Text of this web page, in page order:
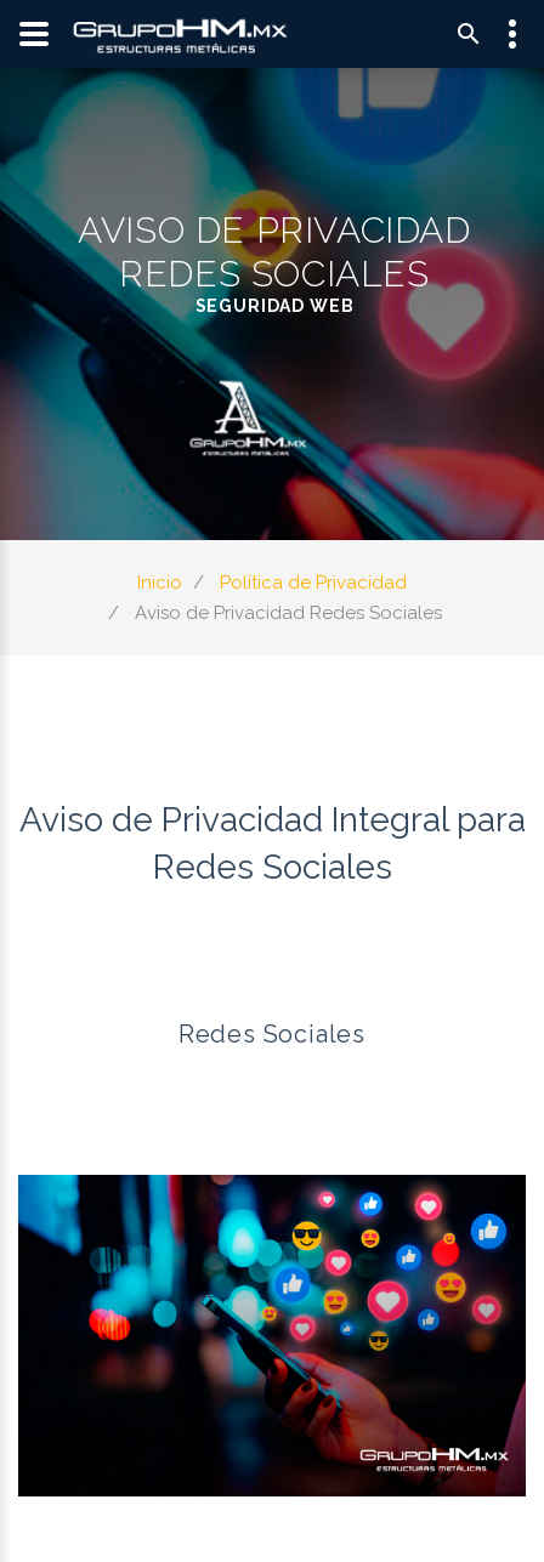
AVISO DE PRIVACIDAD
REDES SOCIALES
SEGURIDAD WEB
Inicio
Política de Privacidad
Aviso de Privacidad Redes Sociales
Aviso de Privacidad Integral para
Redes Sociales
Redes Sociales